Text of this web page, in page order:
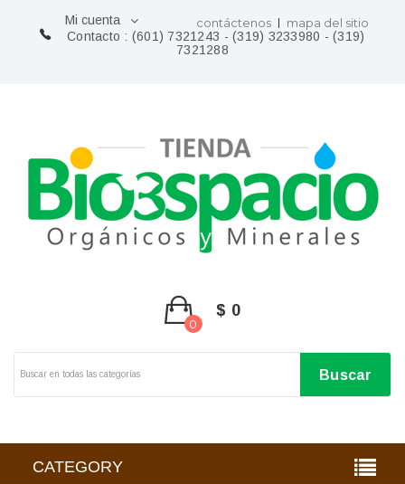
contáctenos
mapa del sitio
Contacto : (601) 7321243 - (319) 3233980 - (319)
7321288
Mi cuenta
0
$ 0
Buscar
CATEGORY